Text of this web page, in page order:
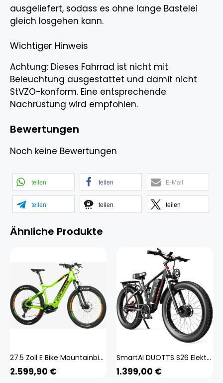
ausgeliefert, sodass es ohne lange Bastelei
gleich losgehen kann.
Wichtiger Hinweis
Achtung: Dieses Fahrrad ist nicht mit
Beleuchtung ausgestattet und damit nicht
StVZO-konform. Eine entsprechende
Nachrüstung wird empfohlen.
Bewertungen
Noch keine Bewertungen
teilen teilen E-Mail
teilen teilen teilen
Ähnliche Produkte
27.5 Zoll E Bike Mountainbike Crussis Atland 8.8 Panasonic 720Wh SRAM 12 Gang
2.599,90 €
SmartAI DUOTTS S26 Elektrofahrrad 26 Zoll aufblasbare fette Reifen E-Bike E Mountainbike
1.399,00 €